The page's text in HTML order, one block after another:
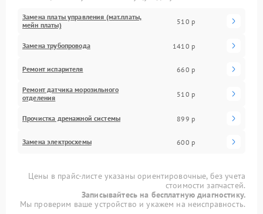
Замена платы управления (мат.платы,
мейн платы)
510 р
Замена трубопровода 1410 р
Ремонт испарителя 660 р
Ремонт датчика морозильного
отделения
510 р
Прочистка дренажной системы 899 р
Замена электросхемы 600 р
Цены в прайс-листе указаны ориентировочные, без учета
стоимости запчастей.
Записывайтесь на бесплатную диагностику.
Мы проверим ваше устройство и укажем на неисправность.